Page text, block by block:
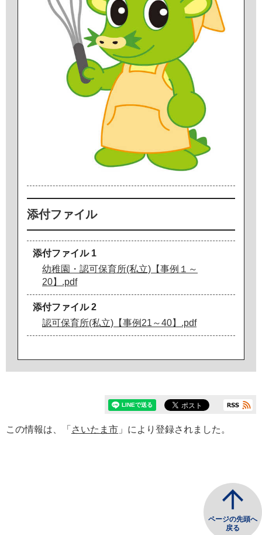
添付ファイル
添付ファイル 1
幼稚園・認可保育所(私立)【事例１～
20】.pdf
添付ファイル 2
認可保育所(私立)【事例21～40】.pdf
この情報は、「 さいたま市 」により登録されました。
ページの先頭へ
戻る